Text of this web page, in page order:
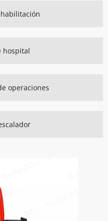
hospital
operaciones